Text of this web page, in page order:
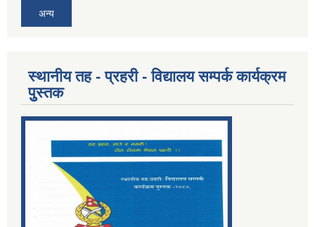
अन्य
स्थानीय तह - प्रहरी - विद्यालय सम्पर्क कार्यक्रम
पुुस्तक